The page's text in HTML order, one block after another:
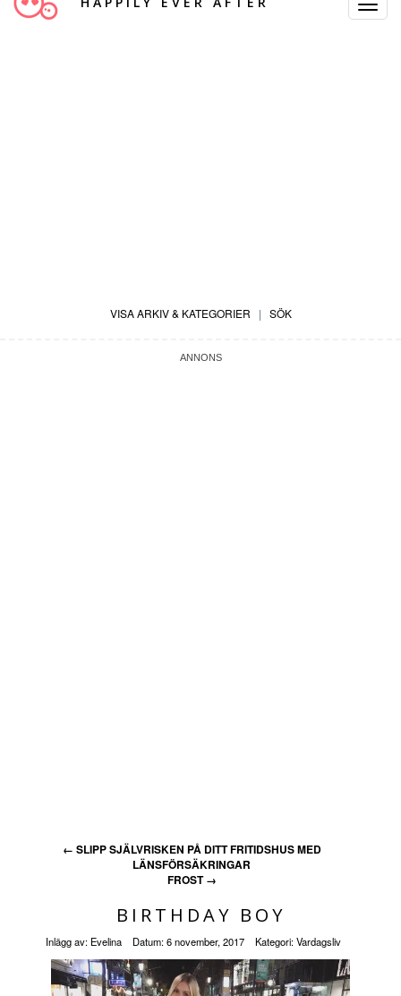
Toggle
VISA ARKIV & KATEGORIER | SÖK
← SLIPP SJÄLVRISKEN PÅ DITT FRITIDSHUS MED
LÄNSFÖRSÄKRINGAR
FROST→
BIRTHDAY BOY
Inlägg av: Evelina Datum:6 november, 2017 Kategori:Vardagsliv